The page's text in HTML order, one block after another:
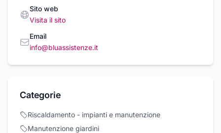
Sito web
Visita il sito
Email
info@bluassistenze.it
Categorie
Riscaldamento - impianti e manutenzione
Manutenzione giardini